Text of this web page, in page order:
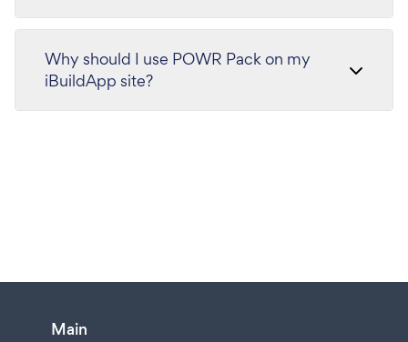
Why should I use POWR Pack on my
iBuildApp site?
Main